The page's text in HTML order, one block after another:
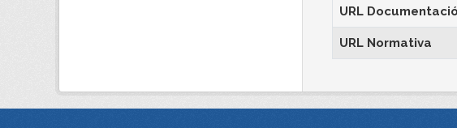
URL
URL Normativa